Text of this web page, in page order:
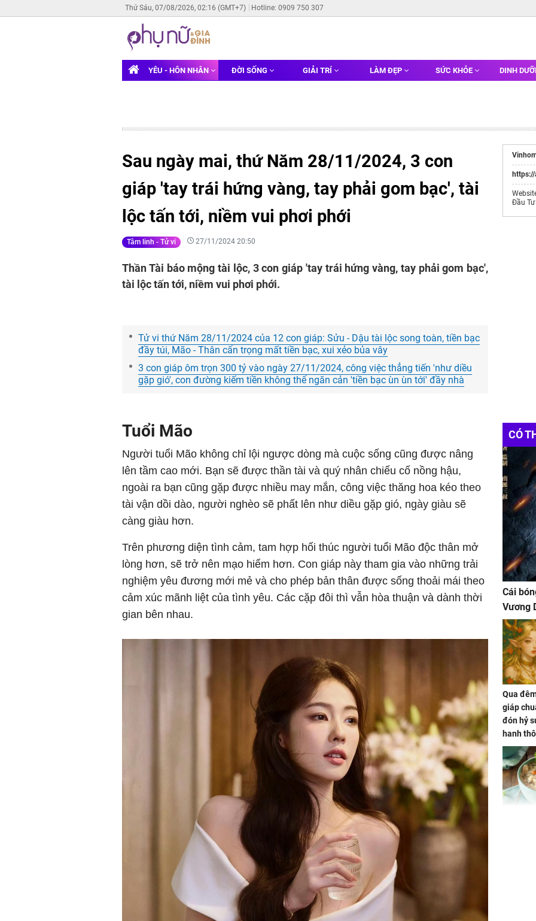
Thứ Sáu, 07/08/2026, 02:16 (GMT+7) Hotline: 0909 750 307
YÊU - HÔN NHÂN ĐỜI SỐNG GIẢI TRÍ LÀM ĐẸP SỨC KHỎE DINH
Sau ngày mai, thứ Năm 28/11/2024, 3 con
giáp 'tay trái hứng vàng, tay phải gom bạc', tài
lộc tấn tới, niềm vui phơi phới
Tâm linh - Tử vi 27/11/2024 20:50
Thần Tài báo mộng tài lộc, 3 con giáp 'tay trái hứng vàng, tay phải gom bạc',
tài lộc tấn tới, niềm vui phơi phới.
Tử vi thứ Năm 28/11/2024 của 12 con giáp: Sửu - Dậu tài lộc song toàn, tiền bạc
đầy túi, Mão - Thân cẩn trọng mất tiền bạc, xui xẻo bủa vây
3 con giáp ôm trọn 300 tỷ vào ngày 27/11/2024, công việc thẳng tiến 'như diều
gặp gió', con đường kiếm tiền không thể ngăn cản 'tiền bạc ùn ùn tới' đầy nhà
Tuổi Mão
Người tuổi Mão không chỉ lội ngược dòng mà cuộc sống cũng được nâng
lên tầm cao mới. Bạn sẽ được thần tài và quý nhân chiếu cố nồng hậu,
ngoài ra bạn cũng gặp được nhiều may mắn, công việc thăng hoa kéo theo
tài vận dồi dào, người nghèo sẽ phất lên như diều gặp gió, ngày giàu sẽ
càng giàu hơn.
Trên phương diện tình cảm, tam hợp hối thúc người tuổi Mão độc thân mở
lòng hơn, sẽ trở nên mạo hiểm hơn. Con giáp này tham gia vào những trải
nghiệm yêu đương mới mẻ và cho phép bản thân được sống thoải mái theo
cảm xúc mãnh liệt của tình yêu. Các cặp đôi thì vẫn hòa thuận và dành thời
gian bên nhau.
https://
Đầu Tư
CÓ
Cái
Vương
Qua
giáp
đón hỷ
hanh
hóa
gom hết
nhà